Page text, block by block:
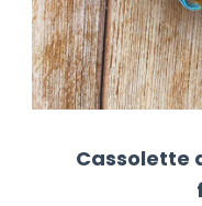
Cassolette